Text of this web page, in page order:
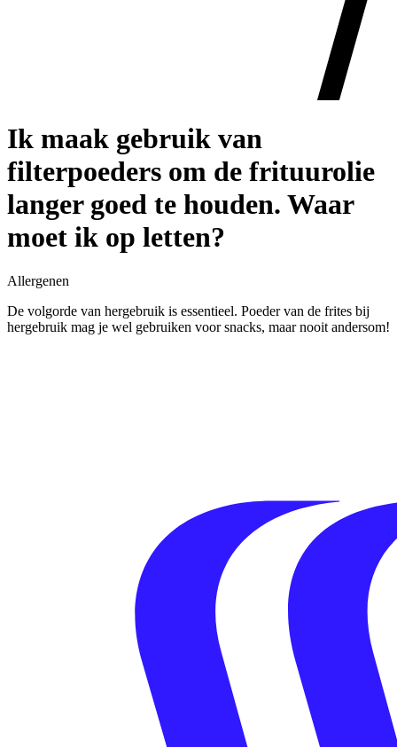
Ik maak gebruik van
filterpoeders om de frituurolie
langer goed te houden. Waar
moet ik op letten?
Allergenen
De volgorde van hergebruik is essentieel. Poeder van de frites bij
hergebruik mag je wel gebruiken voor snacks, maar nooit andersom!